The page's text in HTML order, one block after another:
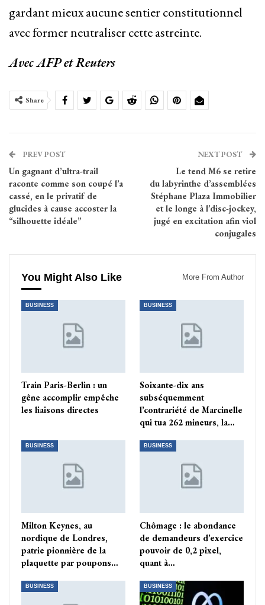
gardant mieux aucune sentier constitutionnel
avec former neutraliser cette astreinte.
Avec AFP et Reuters
Share
PREV POST
Un gagnant d’ultra-trail
raconte comme son coupé l’a
cassé, en le privatif de
glucides à cause accoster la
“silhouette idéale”
NEXT POST
Le tend M6 se retire
du labyrinthe d’assemblées
Stéphane Plaza Immobilier
et le longe à l’disc-jockey,
jugé en excitation afin viol
conjugales
You Might Also Like More From Author
BUSINESS
Train Paris-Berlin : un
gêne accomplir empêche
les liaisons directes
BUSINESS
Soixante-dix ans
subséquemment
l’contrariété de Marcinelle
qui tua 262 mineurs, la…
BUSINESS
Milton Keynes, au
nordique de Londres,
patrie pionnière de la
plaquette par poupons…
BUSINESS
Chômage : le abondance
de demandeurs d’exercice
pouvoir de 0,2 pixel,
quant à…
BUSINESS BUSINESS